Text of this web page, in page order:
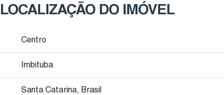
LOCALIZAÇÃO DO IMÓVEL
Centro
Imbituba
Santa Catarina, Brasil